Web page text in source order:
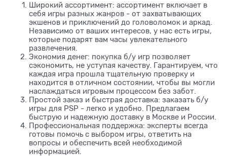
Широкий ассортимент: ассортимент включает в
себя игры разных жанров - от захватывающих
экшенов и приключений до головоломок и аркад.
Независимо от ваших интересов, у нас есть игры,
которые подарят вам часы увлекательного
развлечения.
Экономия денег: покупка б/у игр позволяет
сэкономить, не уступая качеству. Гарантируем, что
каждая игра прошла тщательную проверку и
находится в отличном состоянии, чтобы вы могли
наслаждаться игровым процессом без забот.
Простой заказ и быстрая доставка: заказать б/у
игры для PSP - легко и удобно. Предлагаем
быструю и надежную доставку в Москве и России.
Профессиональная поддержка: эксперты всегда
готовы помочь с выбором игры, ответить на
вопросы и обеспечить всей необходимой
информацией.